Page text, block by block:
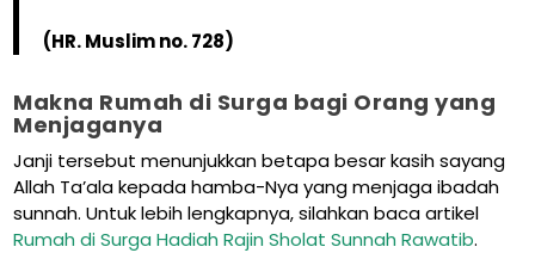
(HR. Muslim no. 728)
Makna Rumah di Surga bagi Orang yang
Menjaganya
Janji tersebut menunjukkan betapa besar kasih sayang
Allah Ta’ala kepada hamba-Nya yang menjaga ibadah
sunnah. Untuk lebih lengkapnya, silahkan baca artikel
Rumah di Surga Hadiah Rajin Sholat Sunnah Rawatib.